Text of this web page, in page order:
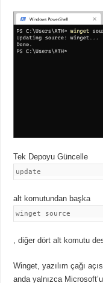
Tek Depoyu Güncelle
update
alt komutundan başka
winget source
, diğer dört alt komutu
Winget, yazılım çağı
anda yalnızca